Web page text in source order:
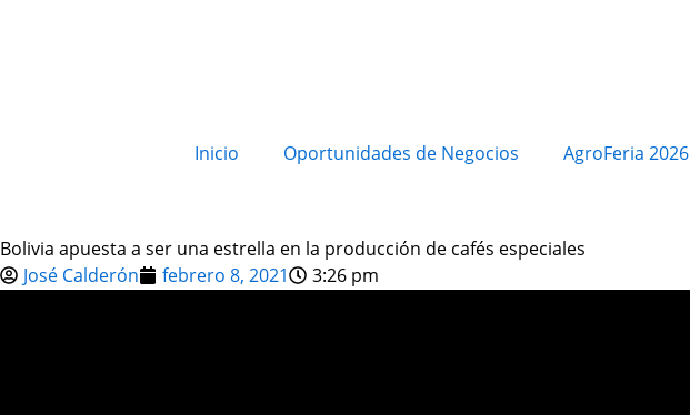
Inicio Oportunidades de Negocios AgroFeria 2026
Bolivia apuesta a ser una estrella en la producción de cafés especiales
José Calderón
febrero 8, 2021 3:26 pm